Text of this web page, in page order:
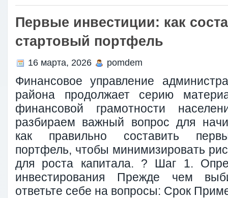
Первые инвестиции: как
стартовый портфель
16 марта, 2026 pomdem
Финансовое управление
района продолжает серию
финансовой грамотности
разбираем важный вопрос для
как правильно составить
портфель, чтобы минимизировать
для роста капитала. ? Шаг 1.
инвестирования Прежде чем
ответьте себе на вопросы: Срок